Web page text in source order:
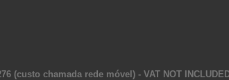
(custo chamada rede móvel) - VAT NOT